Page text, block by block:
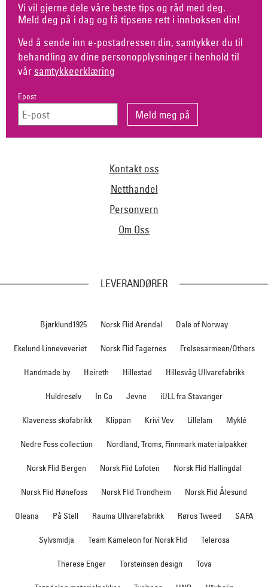
Vi vil gjerne dele våre beste tips og råd med deg.
Meld deg på i dag og få tipsene rett i innboksen din!
Ved å sende inn e-postadressen din, samtykker du til
behandling av dine personopplysninger i henhold til
vår samtykkeerklæring
Epost
Kontakt oss
Netthandel
Personvern
Om Oss
LEVERANDØRER
Bjørklund1925 Norsk Flid Arendal Dale of Norway
Ekelund Linneveveriet Norsk Flid Fagernes Frelsesarmeen/Others
Handmade by Heireth Hillestad Hillesvåg Ullvarefabrikk
Huldresølv In Co Jevne iULL fra Stavanger
Klaveness skofabrikk Klippan Krivi Vev Lillelam Myklé
Nedre Foss collection Nordland, Troms, Finnmark materialpakker
Norsk Flid Bergen Norsk Flid Lofoten Norsk Flid Hallingdal
Norsk Flid Hønefoss Norsk Flid Trondheim Norsk Flid Ålesund
Oleana På Stell Rauma Ullvarefabrikk Røros Tweed SAFA
Sylvsmidja Team Kameleon for Norsk Flid Telerosa
Therese Enger Torsteinsen design Tova